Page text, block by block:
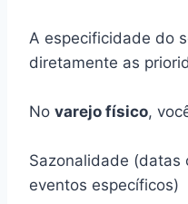
A especificidade do
diretamente as
No varejo físico,
Sazonalidade (datas
eventos específicos)